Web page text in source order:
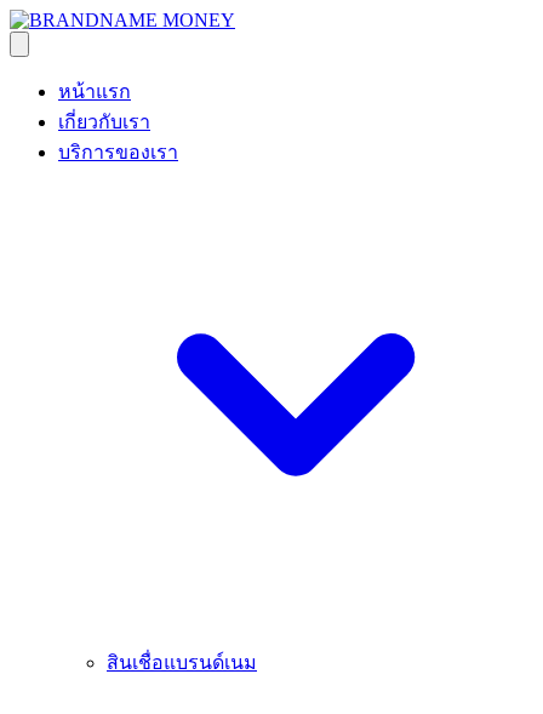
หน้าแรก
เกี่ยวกับเรา
บริการของเรา
สินเชื่อแบรนด์เนม